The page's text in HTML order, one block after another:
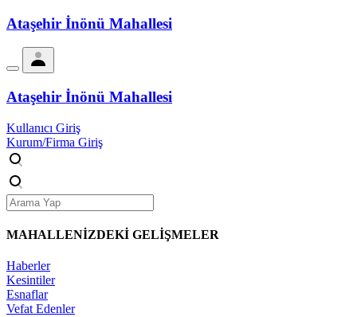
Ataşehir İnönü Mahallesi
Ataşehir İnönü Mahallesi
Kullanıcı Giriş
Kurum/Firma Giriş
MAHALLENİZDEKİ GELİŞMELER
Haberler
Kesintiler
Esnaflar
Vefat Edenler